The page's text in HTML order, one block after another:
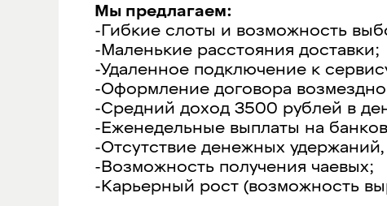
Мы предлагаем:
-Гибкие слоты и возможность
-Маленькие расстояния доставки;
-Удаленное подключение к
-Оформление договора
-Средний доход 3500 рублей в
-Еженедельные выплаты на
-Отсутствие денежных
-Возможность получения чаевых;
-Карьерный рост (возможность